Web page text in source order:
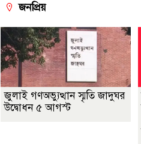
জনপ্রিয়
জুলাই গণঅভ্যুত্থান স্মৃতি জাদুঘর
উদ্বোধন ৫ আগস্ট